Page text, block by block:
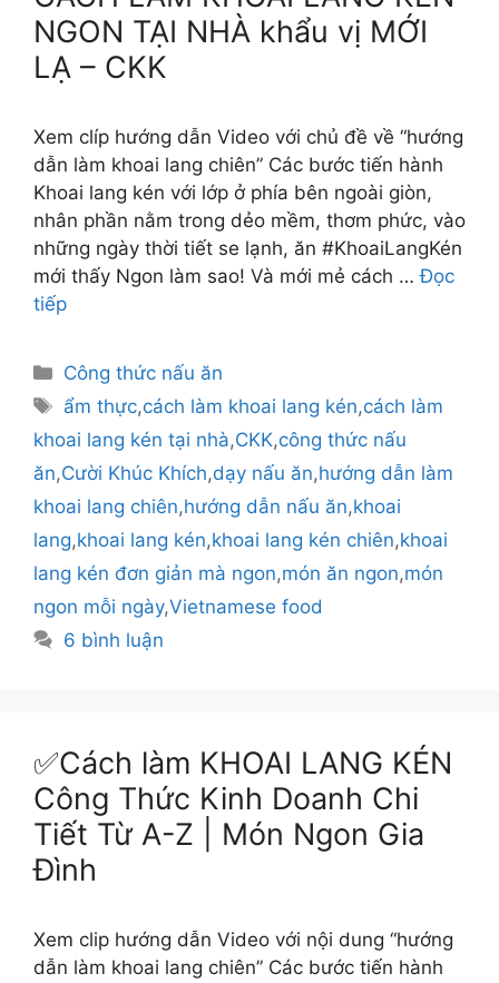
NGON TẠI NHÀ khẩu vị MỚI
LẠ – CKK
Xem clíp hướng dẫn Video với chủ đề về “hướng
dẫn làm khoai lang chiên” Các bước tiến hành
Khoai lang kén với lớp ở phía bên ngoài giòn,
nhân phần nằm trong dẻo mềm, thơm phức, vào
những ngày thời tiết se lạnh, ăn #KhoaiLangKén
mới thấy Ngon làm sao! Và mới mẻ cách …Đọc
tiếp
Danh
mục
Công thức nấu ăn
Thẻ
ẩm thực,cách làm khoai lang kén,cách làm
khoai lang kén tại nhà,CKK,công thức nấu
ăn,Cười Khúc Khích,dạy nấu ăn,hướng dẫn làm
khoai lang chiên,hướng dẫn nấu ăn,khoai
lang,khoai lang kén,khoai lang kén chiên,khoai
lang kén đơn giản mà ngon,món ăn ngon,món
ngon mỗi ngày,Vietnamese food
6 bình luận
✅Cách làm KHOAI LANG KÉN
Công Thức Kinh Doanh Chi
Tiết Từ A-Z | Món Ngon Gia
Đình
Xem clip hướng dẫn Video với nội dung “hướng
dẫn làm khoai lang chiên” Các bước tiến hành